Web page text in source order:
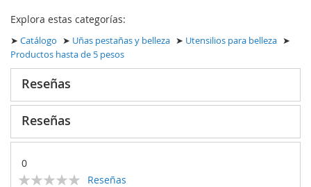
Explora estas categorías:
➤ Catálogo ➤ Uñas pestañas y belleza ➤ Utensilios para belleza ➤
Productos hasta de 5 pesos
Reseñas
Reseñas
0
Calificación:
Reseñas